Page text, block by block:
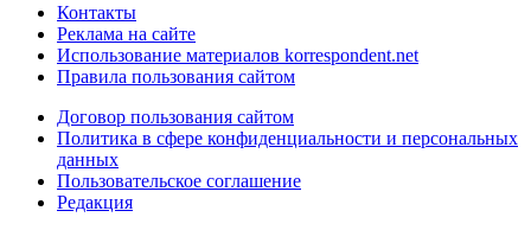
Контакты
Реклама на сайте
Использование материалов korrespondent.net
Правила пользования сайтом
Договор пользования сайтом
Политика в сфере конфиденциальности и персональных
данных
Пользовательское соглашение
Редакция